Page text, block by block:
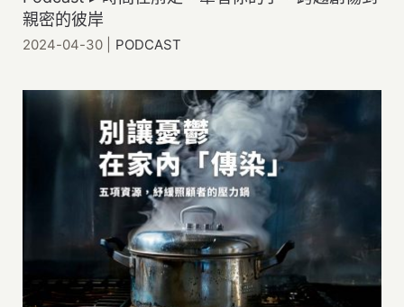
親密的彼岸
2024-04-30 PODCAST